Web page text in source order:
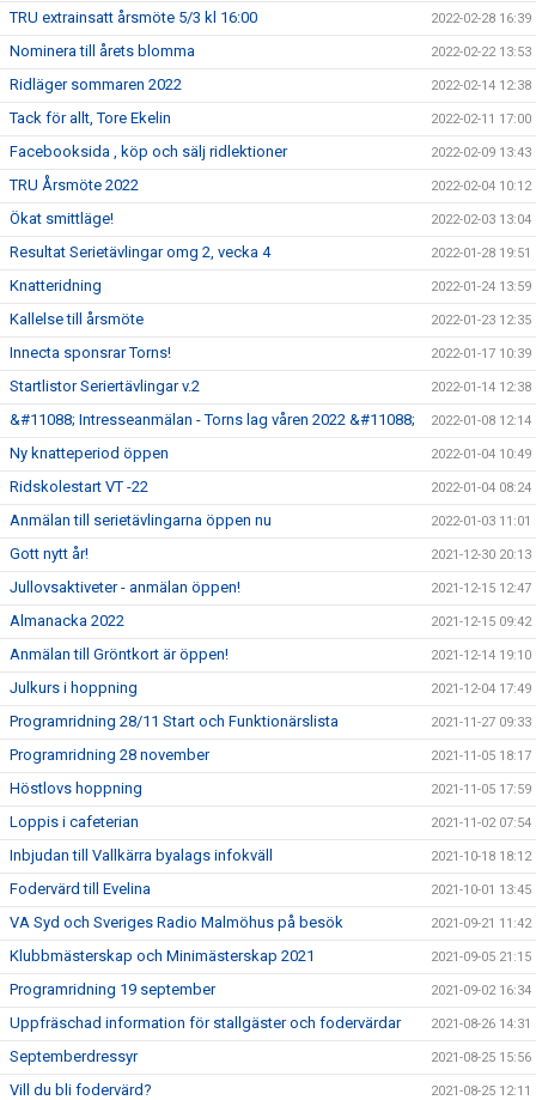
TRU extrainsatt årsmöte 5/3 kl 16:00 2022-02-28 16:39
Nominera till årets blomma 2022-02-22 13:53
Ridläger sommaren 2022 2022-02-14 12:38
Tack för allt, Tore Ekelin 2022-02-11 17:00
Facebooksida , köp och sälj ridlektioner 2022-02-09 13:43
TRU Årsmöte 2022 2022-02-04 10:12
Ökat smittläge! 2022-02-03 13:04
Resultat Serietävlingar omg 2, vecka 4 2022-01-28 19:51
Knatteridning 2022-01-24 13:59
Kallelse till årsmöte 2022-01-23 12:35
Innecta sponsrar Torns! 2022-01-17 10:39
Startlistor Seriertävlingar v.2 2022-01-14 12:38
&#11088; Intresseanmälan - Torns lag våren 2022 &#11088; 2022-01-08 12:14
Ny knatteperiod öppen 2022-01-04 10:49
Ridskolestart VT -22 2022-01-04 08:24
Anmälan till serietävlingarna öppen nu 2022-01-03 11:01
Gott nytt år! 2021-12-30 20:13
Jullovsaktiveter - anmälan öppen! 2021-12-15 12:47
Almanacka 2022 2021-12-15 09:42
Anmälan till Gröntkort är öppen! 2021-12-14 19:10
Julkurs i hoppning 2021-12-04 17:49
Programridning 28/11 Start och Funktionärslista 2021-11-27 09:33
Programridning 28 november 2021-11-05 18:17
Höstlovs hoppning 2021-11-05 17:59
Loppis i cafeterian 2021-11-02 07:54
Inbjudan till Vallkärra byalags infokväll 2021-10-18 18:12
Fodervärd till Evelina 2021-10-01 13:45
VA Syd och Sveriges Radio Malmöhus på besök 2021-09-21 11:42
Klubbmästerskap och Minimästerskap 2021 2021-09-05 21:15
Programridning 19 september 2021-09-02 16:34
Uppfräschad information för stallgäster och fodervärdar 2021-08-26 14:31
Septemberdressyr 2021-08-25 15:56
Vill du bli fodervärd? 2021-08-25 12:11